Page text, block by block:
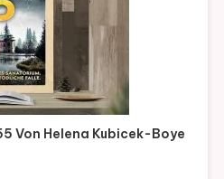
Von Helena Kubicek-Boye